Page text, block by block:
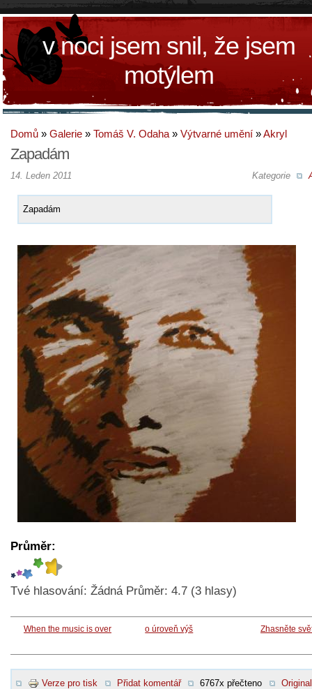
v noci jsem snil, že jsem
motýlem
Domů » Galerie » Tomáš V. Odaha » Výtvarné umění »Akryl
Zapadám
Kategorie
14. Leden 2011
Zapadám
Průměr:
Tvé hlasování: Žádná Průměr: 4.7 (3 hlasy)
When the music is over o úroveň výš Zhasněte
Verze pro tisk Přidat komentář 6767x přečteno
Original